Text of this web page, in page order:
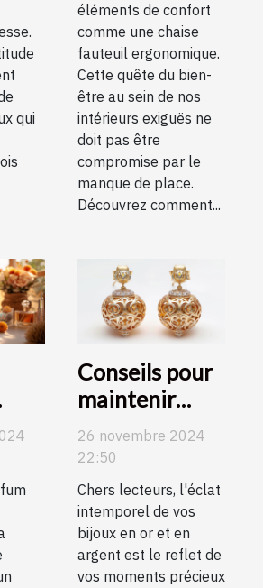
qui
éléments de confort
comme une chaise
fauteuil ergonomique.
Cette quête du bien-
être au sein de nos
intérieurs exiguës ne
doit pas être
compromise par le
manque de place.
Découvrez comment...
Conseils pour
maintenir
l'éclat de vos
boucles
d'oreilles en or
et en argent
26 novembre 2024
22:50
Chers lecteurs, l'éclat
intemporel de vos
bijoux en or et en
argent est le reflet de
vos moments précieux